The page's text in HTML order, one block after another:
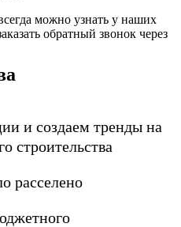
можно узнать у наших
обратный звонок через
и создаем тренды на
строительства
расселено